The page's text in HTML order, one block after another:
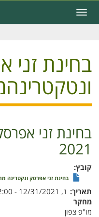
לתוכן
העיקרי
Toggle
navigation
בחינת זני
בחינת זני
2021
קובץ
בחינת זני אפרסק ונקטרינה
תאריך ו', 12/31/2021 - 12:00
מחקר
מו"פ צפון